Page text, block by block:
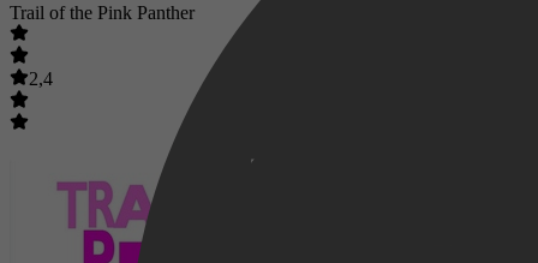
Trail of the Pink Panther
2,4